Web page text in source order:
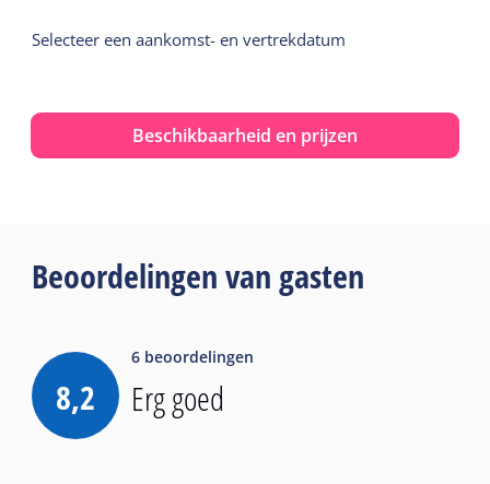
Selecteer een aankomst- en vertrekdatum
Beschikbaarheid en prijzen
Beoordelingen van gasten
8,2
6 beoordelingen
Erg goed